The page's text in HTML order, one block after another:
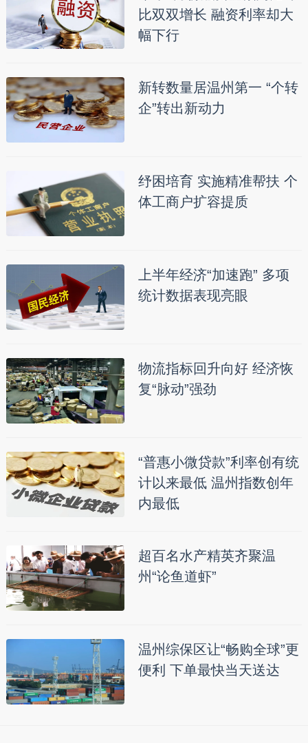
比双双增长 融资利率却大
幅下行
新转数量居温州第一 “个转
企”转出新动力
纾困培育 实施精准帮扶 个
体工商户扩容提质
上半年经济“加速跑” 多项
统计数据表现亮眼
物流指标回升向好 经济恢
复“脉动”强劲
“普惠小微贷款”利率创有统
计以来最低 温州指数创年
内最低
超百名水产精英齐聚温
州“论鱼道虾”
温州综保区让“畅购全球”更
便利 下单最快当天送达